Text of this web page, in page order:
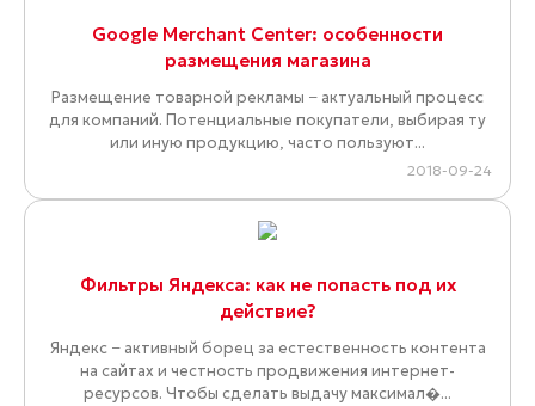
Google Merchant Center: особенности
размещения магазина
Размещение товарной рекламы − актуальный процесс
для компаний. Потенциальные покупатели, выбирая ту
или иную продукцию, часто пользуют...
2018-09-24
Фильтры Яндекса: как не попасть под их
действие?
Яндекс − активный борец за естественность контента
на сайтах и честность продвижения интернет-
ресурсов. Чтобы сделать выдачу максимал�...